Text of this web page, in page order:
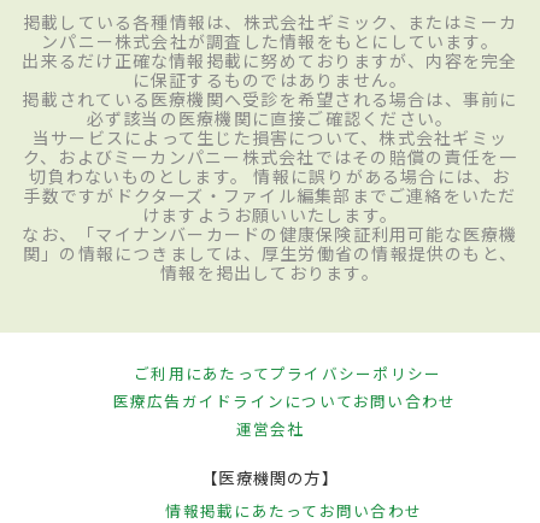
掲載している各種情報は、株式会社ギミック、またはミーカ
ンパニー株式会社が調査した情報をもとにしています。
出来るだけ正確な情報掲載に努めておりますが、内容を完全
に保証するものではありません。
掲載されている医療機関へ受診を希望される場合は、事前に
必ず該当の医療機関に直接ご確認ください。
当サービスによって生じた損害について、株式会社ギミッ
ク、およびミーカンパニー株式会社ではその賠償の責任を一
切負わないものとします。 情報に誤りがある場合には、お
手数ですがドクターズ・ファイル編集部までご連絡をいただ
けますようお願いいたします。
なお、「マイナンバーカードの健康保険証利用可能な医療機
関」の情報につきましては、厚生労働省の情報提供のもと、
情報を掲出しております。
ご利用にあたってプライバシーポリシー
医療広告ガイドラインについてお問い合わせ
運営会社
【医療機関の方】
情報掲載にあたって お問い合わせ